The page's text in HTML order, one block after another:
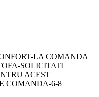
LA COMANDA
SOLICITATI
ACEST
COMANDA-6-8